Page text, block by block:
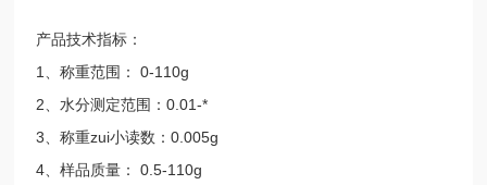
产品技术指标：
1、称重范围： 0-110g
2、水分测定范围：0.01-*
3、称重zui小读数：0.005g
4、样品质量： 0.5-110g